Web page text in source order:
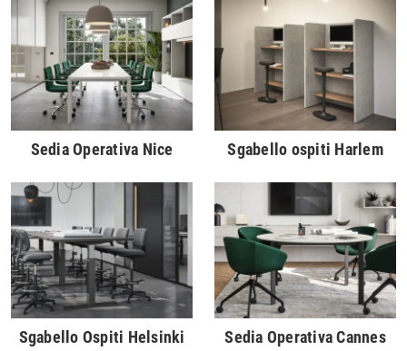
Sedia Operativa Nice Sgabello ospiti Harlem
Sgabello Ospiti Helsinki Sedia Operativa Cannes